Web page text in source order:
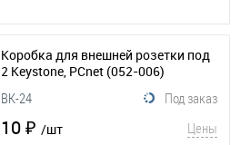
Коробка для внешней розетки под
2 Keystone, PCnet (052-006)
Под заказ
BK-24
10 ₽ /шт Цены